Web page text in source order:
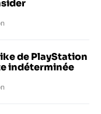
de PlayStation
indéterminée